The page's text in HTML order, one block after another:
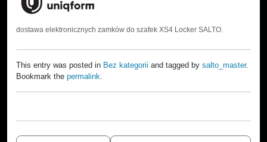
dostawa elektronicznych zamków do szafek XS4 Locker SALTO.
This entry was posted in Bez kategorii and tagged by salto_master.
Bookmark the permalink